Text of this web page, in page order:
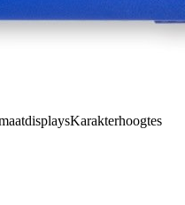
Karakterhoogtes